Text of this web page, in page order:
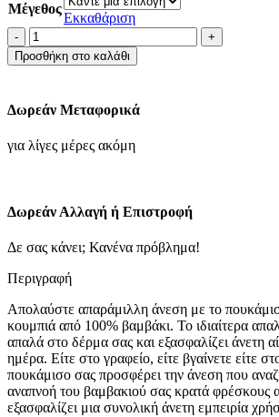
Μέγεθος
Εκκαθάριση
Καρό
πουκάμισο
με
κουμπιά-
σκουρο-
Προσθήκη στο καλάθι
Δωρεάν Μεταφορικά
για λίγες μέρες ακόμη
Δωρεάν Αλλαγή ή Επιστροφή
Δε σας κάνει; Κανένα πρόβλημα!
Περιγραφή
Απολαύστε απαράμιλλη άνεση με το
κουμπιά από 100% βαμβάκι. Το ιδιαίτερα
απαλά στο δέρμα σας και εξασφαλίζει άνετη
ημέρα. Είτε στο γραφείο, είτε βγαίνετε είτε
πουκάμισο σας προσφέρει την άνεση που
αναπνοή του βαμβακιού σας κρατά φρέσκους
εξασφαλίζει μια συνολική άνετη εμπειρία